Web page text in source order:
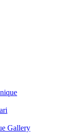
Gallery